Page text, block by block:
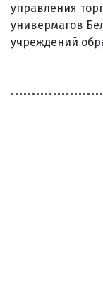
управления
универмагов
учреждений